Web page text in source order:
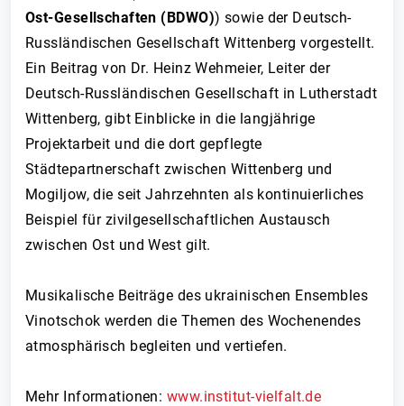
Ost-Gesellschaften (BDWO)) sowie der Deutsch-
Russländischen Gesellschaft Wittenberg vorgestellt.
Ein Beitrag von Dr. Heinz Wehmeier, Leiter der
Deutsch-Russländischen Gesellschaft in Lutherstadt
Wittenberg, gibt Einblicke in die langjährige
Projektarbeit und die dort gepflegte
Städtepartnerschaft zwischen Wittenberg und
Mogiljow, die seit Jahrzehnten als kontinuierliches
Beispiel für zivilgesellschaftlichen Austausch
zwischen Ost und West gilt.
Musikalische Beiträge des ukrainischen Ensembles
Vinotschok werden die Themen des Wochenendes
atmosphärisch begleiten und vertiefen.
Mehr Informationen: www.institut-vielfalt.de